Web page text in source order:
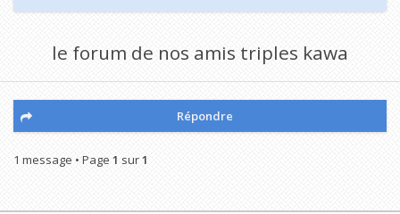
le forum de nos amis triples kawa
Répondre
1 message • Page 1 sur1